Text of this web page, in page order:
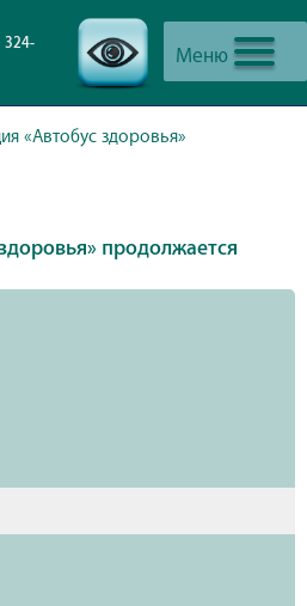
Меню
324-
«Автобус здоровья»
продолжается